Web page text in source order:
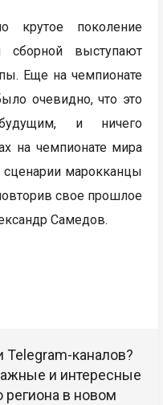
крутое поколение
сборной выступают
Еще на чемпионате
очевидно, что это
и ничего
на чемпионате мира
сценарии марокканцы
свое прошлое
Самедов.
Telegram-каналов?
и интересные
региона в новом